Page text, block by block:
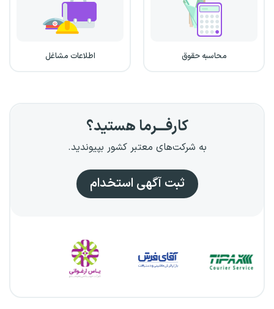
محاسبه حقوق اطلاعات مشاغل
کارفـــرما هستید؟
به شرکت‌های معتبر کشور بپیوندید.
ثبت آگهی استخدام